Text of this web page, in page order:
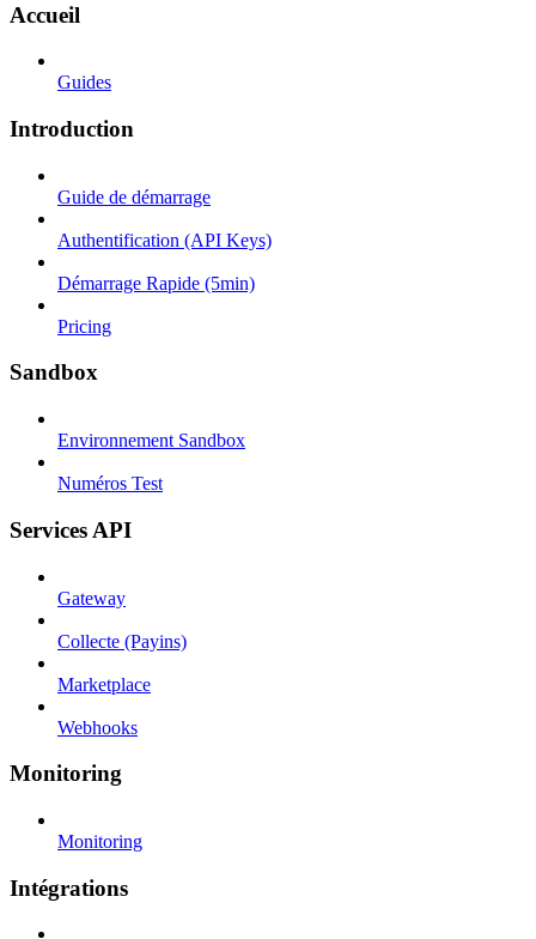
Accueil
Guides
Introduction
Guide de démarrage
Authentification (API Keys)
Démarrage Rapide (5min)
Pricing
Sandbox
Environnement Sandbox
Numéros Test
Services API
Gateway
Collecte (Payins)
Marketplace
Webhooks
Monitoring
Monitoring
Intégrations